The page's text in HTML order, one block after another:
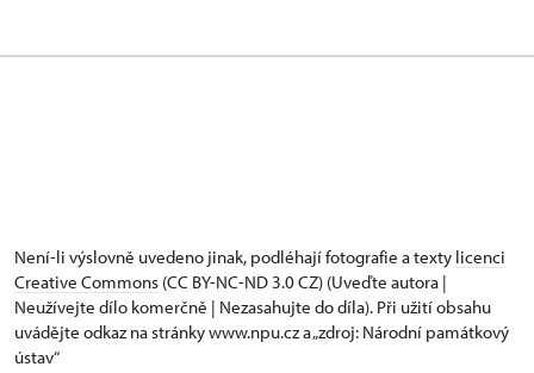
Není-li výslovně uvedeno jinak, podléhají fotografie a texty licenci
Creative Commons (CC BY-NC-ND 3.0 CZ) (Uveďte autora |
Neužívejte dílo komerčně | Nezasahujte do díla). Při užití obsahu
uvádějte odkaz na stránky www.npu.cz a „zdroj: Národní památkový
ústav“